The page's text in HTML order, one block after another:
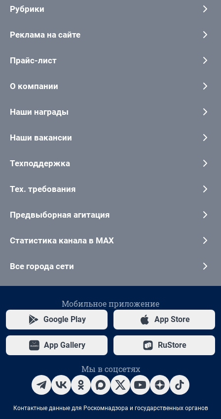
Рубрики
Реклама на сайте
Прайс-лист
О компании
Наши награды
Наши вакансии
Техподдержка
Тех. требования
Предвыборная агитация
Статистика канала в MAX
Все города сети
Мобильное приложение
Google Play App Store
App Gallery RuStore
Мы в соцсетях
Контактные данные для Роскомнадзора и государственных органов